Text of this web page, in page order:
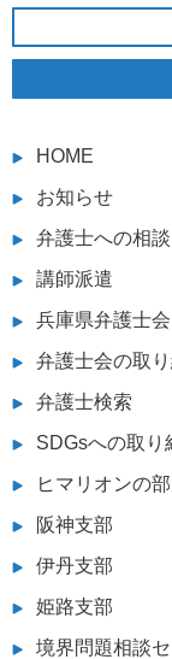
HOME
お知らせ
弁護士への相
講師派遣
兵庫県弁護士
弁護士会の取
弁護士検索
SDGsへの取り
ヒマリオンの
阪神支部
伊丹支部
姫路支部
境界問題相談